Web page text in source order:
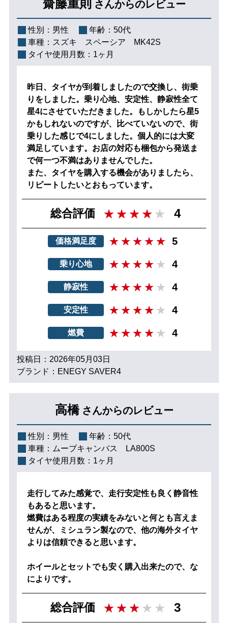
齋藤重則 さんからのレビュー
性別： 男性 年齢： 50代
車種： スズキ スペーシア MK42S
タイヤ使用月数： 1ヶ月
昨日、タイヤが到着しましたので交換し、街乗
りをしました。乗り心地、安定性、静寂性全て
星4にさせていただきました。もしかしたら星5
かもしれないのですが、比べていないので、街
乗りした感じで4にしました。個人的には大変
満足しています。お店の対応も梱包から発送ま
で何一つ不満はありませんでした。
また、タイヤを購入する機会がありましたら、
リピートしたいとおもっています。
総合評価 4
価格満足度 5
乗り心地 4
静寂性 4
安定性 4
燃費 4
投稿日：2026年05月03日
ブランド：ENEGY SAVER4
高橋 さんからのレビュー
性別： 男性 年齢： 50代
車種： ムーブキャンバス LA800S
タイヤ使用月数： 1ヶ月
走行してみた感覚で、走行安定性も良く静音性
もあると思います。
燃費はある程度の実績をみないと何とも言えま
せんが、ミシュラン製なので、他の海外タイヤ
よりは信頼できると思います。
ホイールとセットでも安く購入出来たので、な
によりです。
総合評価 3